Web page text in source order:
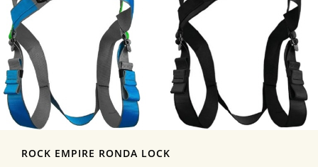
ROCK EMPIRE RONDA LOCK